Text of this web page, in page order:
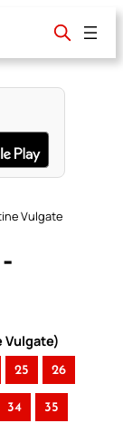
Vulgate
Vulgate)
25 26
34 35